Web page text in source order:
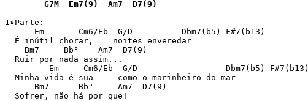
1ªParte:
      Em       Cm6/Eb  G/D          Dbm7(b5) F#7(b13)
  É inútil chorar,    noites enveredar
    Bm7     Bb°    Am7  D7(9)
  Ruir por nada assim...
         Em     Cm6/Eb  G/D                  Dbm7(b5) F#7(b13)
  Minha vida é sua     como o marinheiro do mar
      Bm7      Bb°     Am7  D7(9)
  Sofrer, não há por que!